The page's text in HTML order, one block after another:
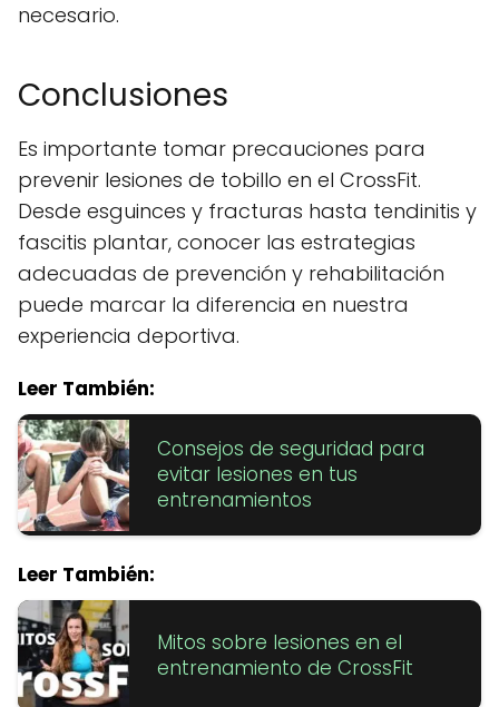
necesario.
Conclusiones
Es importante tomar precauciones para
prevenir lesiones de tobillo en el CrossFit.
Desde esguinces y fracturas hasta tendinitis y
fascitis plantar, conocer las estrategias
adecuadas de prevención y rehabilitación
puede marcar la diferencia en nuestra
experiencia deportiva.
Leer También:
Consejos de seguridad para
evitar lesiones en tus
entrenamientos
Leer También:
Mitos sobre lesiones en el
entrenamiento de CrossFit